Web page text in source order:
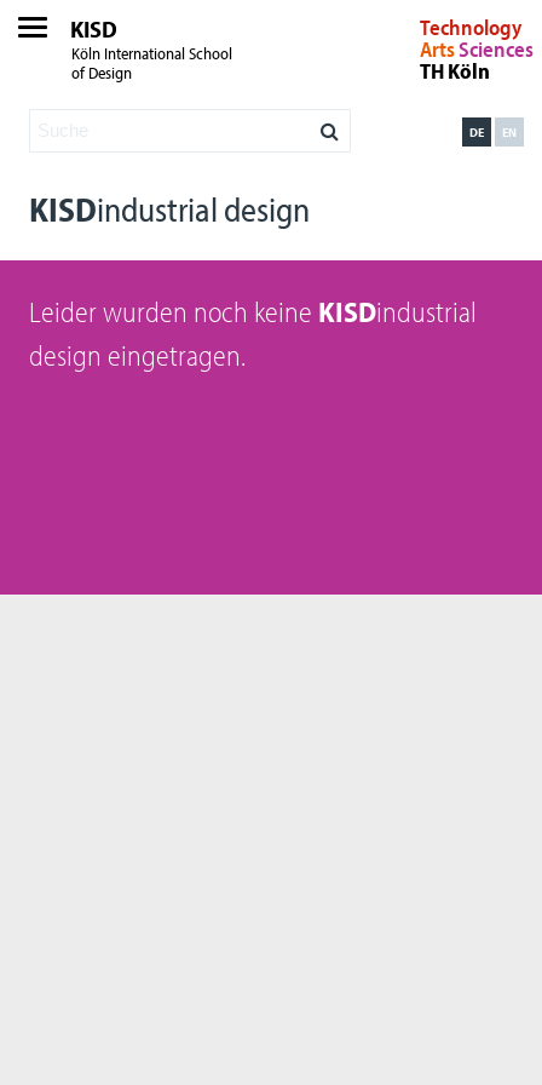
KISD
Köln International School
of Design
Technology
ArtsSciences
TH Köln
EN
DE
KISDindustrial design
Leider wurden noch keine KISDindustrial
design eingetragen.